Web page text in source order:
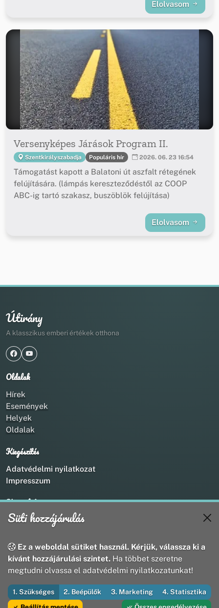
Elolvasom
Versenyképes Járások Program II.
Szentkirályszabadja Populáris hír 2026. 06. 23 16:54
Támogatást kapott a Balatoni út aszfalt rétegének
felújítására. (lámpás kereszteződéstől az COOP
ABC-ig tartó szakasz, buszöblök felújítása)
Elolvasom
Útirány
A klasszikus emberi értékek otthona
Oldalak
Hírek
Események
Helyek
Oldalak
Kiegészítés
Adatvédelmi nyilatkozat
Impresszum
Kapcsolat
+36 20 211 1888
webmaster@utirany.hu
8419 Csesznek, Vasút u.18.
© 2026 Útirány Webmédia Bt. — Minden jog fenntartva
Süti hozzájárulás
Ez a weboldal sütiket használ. Kérjük, válassza ki a
kívánt hozzájárulási szintet. Ha többet szeretne
megtudni olvassa el adatvédelmi nyilatkozatunkat!
1. Szükséges 2. Beépülők 3. Marketing
4. Statisztika